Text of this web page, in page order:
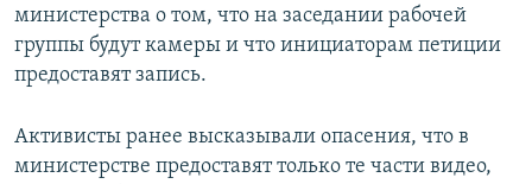
министерства о том, что на заседании рабочей
группы будут камеры и что инициаторам петиции
предоставят запись.
Активисты ранее высказывали опасения, что в
министерстве предоставят только те части видео,